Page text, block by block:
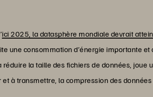
ici 2025, la datasphère mondiale devrait
une consommation d’énergie importante
réduire la taille des fichiers de données,
à transmettre, la compression des